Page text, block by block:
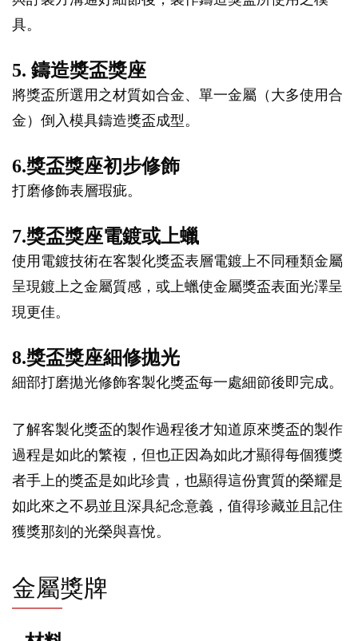
具。
5. 鑄造獎盃獎座
將獎盃所選用之材質如合金、單一金屬（大多使用合
金）倒入模具鑄造獎盃成型。
6.獎盃獎座初步修飾
打磨修飾表層瑕疵。
7.獎盃獎座電鍍或上蠟
使用電鍍技術在客製化獎盃表層電鍍上不同種類金屬
呈現鍍上之金屬質感，或上蠟使金屬獎盃表面光澤呈
現更佳。
8.獎盃獎座細修拋光
細部打磨拋光修飾客製化獎盃每一處細節後即完成。
了解客製化獎盃的製作過程後才知道原來獎盃的製作
過程是如此的繁複，但也正因為如此才顯得每個獲獎
者手上的獎盃是如此珍貴，也顯得這份實質的榮耀是
如此來之不易並且深具紀念意義，值得珍藏並且記住
獲獎那刻的光榮與喜悅。
金屬獎牌